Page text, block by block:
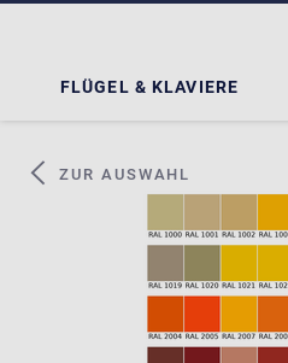
FLÜGEL & KLAVIERE
ZUR AUSWAHL